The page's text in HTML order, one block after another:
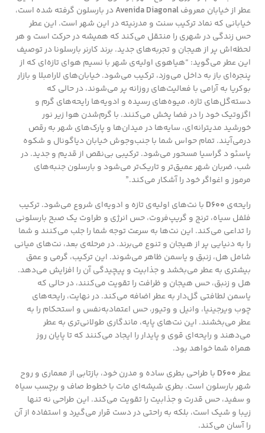
عطر از خیابان معروفAvenida Diagonalدر بارسلون گرفته شده است،
خیابانی که نماد ترکیب سنت و مدرنیته در این شهر است. این عطر
حس زندگی در شهری را منتقل می‌کند که همیشه در حرکت است و هر
لحظه‌اش پر از هیجان و تجربه‌های جدید. برند کارنر بارسلونا در توصیف
این عطر می‌گوید: “هیاهوی اولیه‌ی شهر با نسیم هوای تازه‌ای که از
پنجره‌ای باز به داخل می‌وزد، ترکیب می‌شود. خیابان‌های لارامبلا و بازار
بوکریا به آرامی با فعالیت‌های روزانه پر می‌شوند، در حالی که
دسته‌گل‌های تازه، میوه‌های رسیده و ادویه‌ها رایحه‌های گرم و
اگزوتیک خود را در فضا پخش می‌کنند. با گرم‌شدن هوا زیر نور
خورشید مدیترانه‌ای، سایه‌ها در میدان‌ها و پارک‌های شهر به رقص
درمی‌آیند. تمام حواس شما با جنب‌وجوش خیابان دیاگونال و شکوه
پاسئو د گراسیا مسحور می‌شود. ترکیبی بی‌نقص از قدیم و جدید. در
شب، ضربان شهر عمیق‌تر و تاریک‌تر می‌شود و بارسلون جنبه‌های
مرموز و اغواگر خود را آشکار می‌کند.”
رایحه‌ی D600 با نت‌های اولیه‌ی تازه و ادویه‌ای شروع می‌شود. ترکیب
فلفل سیاه، ترنج و گریپ‌فروت، حس انرژی و طراوت یک صبح بارسلونی
را تداعی می‌کند. این نت‌ها به سرعت توجه شما را جلب می‌کنند و شما
را به دنیایی پر از هیجان و تنوع می‌برند. در مرحله‌ی بعد، نت‌های میانی
شامل هل، زنبق و یاسمن ظاهر می‌شوند. این ترکیب، گرمی و عمق
بیشتری به عطر می‌بخشد و جذابیت و پیچیدگی آن را افزایش می‌دهد.
هل و زنبق، حس هیجان و ظرافت را تقویت می‌کنند، در حالی که
یاسمن لطافتی گل‌دار به عطر اضافه می‌کند. در نهایت، رایحه‌های
چوب ویرجینیا، وانیل و وتیور، حس اعتمادبه‌نفس و استحکام را به
عطر می‌بخشند. این نت‌های پایه، ماندگاری طولانی‌تری به عطر
می‌دهند و رایحه‌ای قوی و پایدار را ایجاد می‌کنند که تا پایان روز
همراه شما خواهد بود.
عطرD600 با طراحی بطری ساده و مدرن خود، بازتابی از معماری و روح
شهر بارسلون است. بطری شیشه‌ای مات با خطوط صاف و برچسب سیاه
و سفید، حس قدرت و جذابیت را تقویت می‌کند. این طراحی نه تنها
زیبا و شیک است، بلکه به راحتی در دست قرار می‌گیرد و استفاده از آن
را آسان می‌کند.